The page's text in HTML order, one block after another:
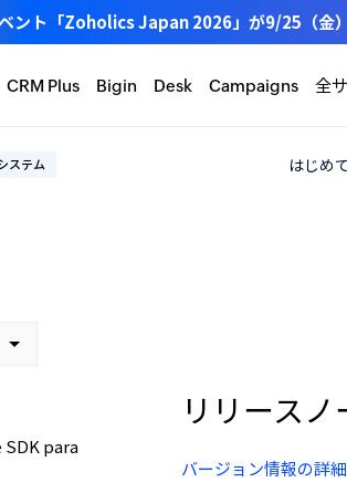
ント「Zoholics Japan 2026」が9/25（金
CRM Plus Bigin Desk Campaigns 全
ステム はじめ
para
リリースノ
バージョン情報の詳